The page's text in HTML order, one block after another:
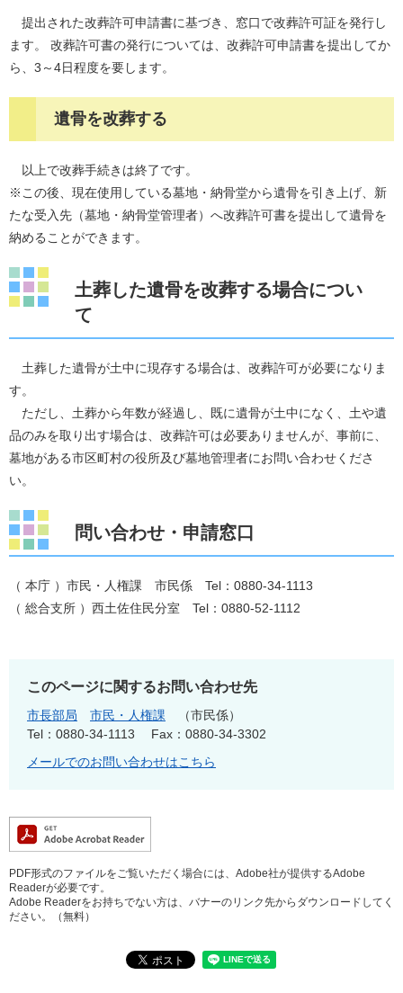
提出された改葬許可申請書に基づき、窓口で改葬許可証を発行し
ます。 改葬許可書の発行については、改葬許可申請書を提出してか
ら、3～4日程度を要します。
遺骨を改葬する
以上で改葬手続きは終了です。
※この後、現在使用している墓地・納骨堂から遺骨を引き上げ、新
たな受入先（墓地・納骨堂管理者）へ改葬許可書を提出して遺骨を
納めることができます。
土葬した遺骨を改葬する場合につい
て
土葬した遺骨が土中に現存する場合は、改葬許可が必要になりま
す。
ただし、土葬から年数が経過し、既に遺骨が土中になく、土や遺
品のみを取り出す場合は、改葬許可は必要ありませんが、事前に、
墓地がある市区町村の役所及び墓地管理者にお問い合わせくださ
い。
問い合わせ・申請窓口
（ 本庁 ）市民・人権課 市民係 Tel：0880-34-1113
（ 総合支所 ）西土佐住民分室 Tel：0880-52-1112
このページに関するお問い合わせ先
市長部局 市民・人権課
市民係
Tel：0880-34-1113
Fax：0880-34-3302
メールでのお問い合わせはこちら
PDF形式のファイルをご覧いただく場合には、Adobe社が提供するAdobe
Readerが必要です。
Adobe Readerをお持ちでない方は、バナーのリンク先からダウンロードしてく
ださい。（無料）